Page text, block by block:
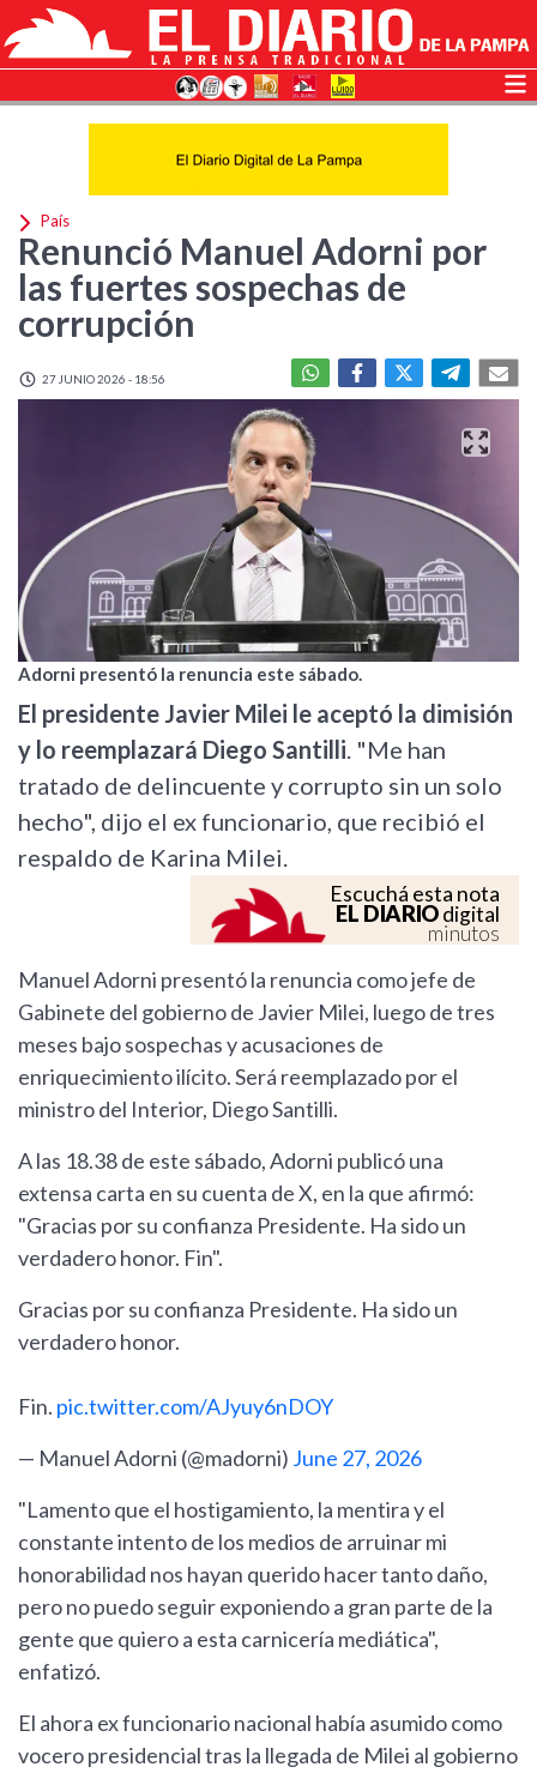
País
Renunció Manuel Adorni por
las fuertes sospechas de
corrupción
27 JUNIO 2026 - 18:56
Adorni presentó la renuncia este sábado.
El presidente Javier Milei le aceptó la dimisión
y lo reemplazará Diego Santilli. "Me han
tratado de delincuente y corrupto sin un solo
hecho", dijo el ex funcionario, que recibió el
respaldo de Karina Milei.
Escuchá esta nota
EL DIARIOdigital
minutos
Manuel Adorni presentó la renuncia como jefe de
Gabinete del gobierno de Javier Milei, luego de tres
meses bajo sospechas y acusaciones de
enriquecimiento ilícito. Será reemplazado por el
ministro del Interior, Diego Santilli.
A las 18.38 de este sábado, Adorni publicó una
extensa carta en su cuenta de X, en la que afirmó:
"Gracias por su confianza Presidente. Ha sido un
verdadero honor. Fin".
Gracias por su confianza Presidente. Ha sido un
verdadero honor.
Fin. pic.twitter.com/AJyuy6nDOY
— Manuel Adorni (@madorni) June 27, 2026
"Lamento que el hostigamiento, la mentira y el
constante intento de los medios de arruinar mi
honorabilidad nos hayan querido hacer tanto daño,
pero no puedo seguir exponiendo a gran parte de la
gente que quiero a esta carnicería mediática",
enfatizó.
El ahora ex funcionario nacional había asumido como
vocero presidencial tras la llegada de Milei al gobierno